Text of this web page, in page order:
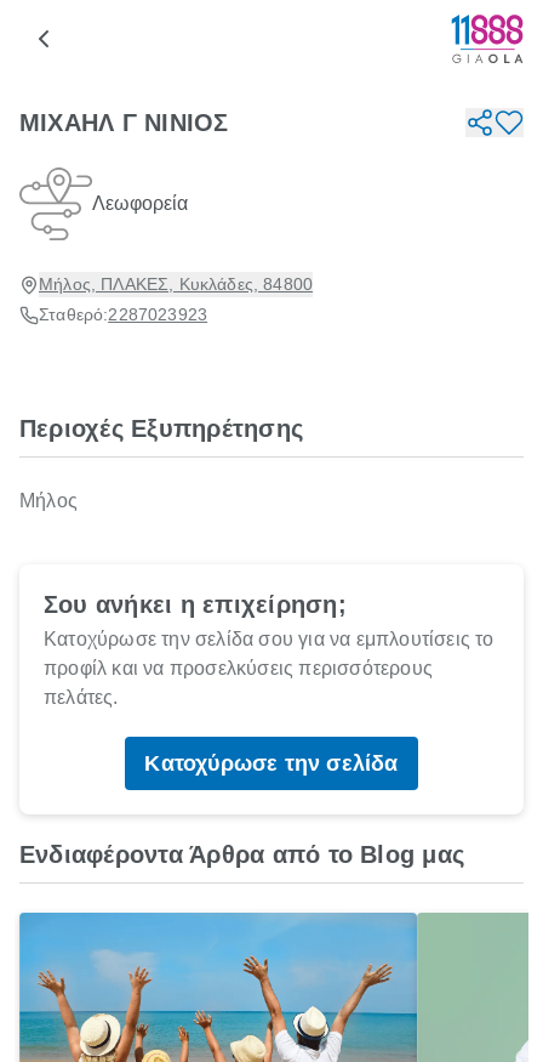
ΜΙΧΑΗΛ Γ ΝΙΝΙΟΣ
Λεωφορεία
Μήλος, ΠΛΑΚΕΣ, Κυκλάδες, 84800
Σταθερό:2287023923
Περιοχές Εξυπηρέτησης
Μήλος
Σου ανήκει η επιχείρηση;
Κατοχύρωσε την σελίδα σου για να εμπλουτίσεις το
προφίλ και να προσελκύσεις περισσότερους
πελάτες.
Κατοχύρωσε την σελίδα
Ενδιαφέροντα Άρθρα από το Blog μας